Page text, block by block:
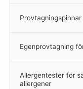
–
Egenprovtagning
–
Allergentester för
allergener
–